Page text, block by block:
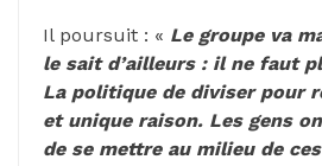
Il poursuit : « Le groupe va
le sait d’ailleurs : il ne faut
La politique de diviser pour
et unique raison. Les gens
de se mettre au milieu de